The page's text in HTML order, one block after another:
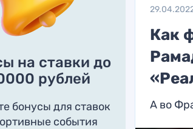
на ставки до
рублей
бонусы для ставок
события
Как
А во